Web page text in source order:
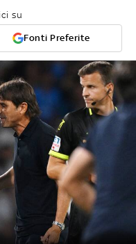
su
Fonti Preferite